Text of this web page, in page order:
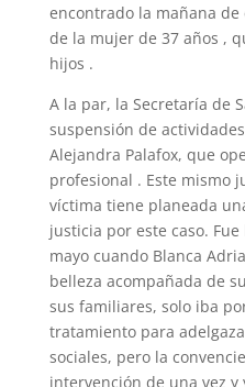
encontrado la mañana de
de la mujer de 37 años ,
hijos .
A la par, la Secretaría de
suspensión de
Alejandra Palafox, que
profesional . Este mismo
víctima tiene planeada
justicia por este caso.
mayo cuando Blanca
belleza acompañada de
sus familiares, solo iba
tratamiento para
sociales, pero la
intervención de una vez y